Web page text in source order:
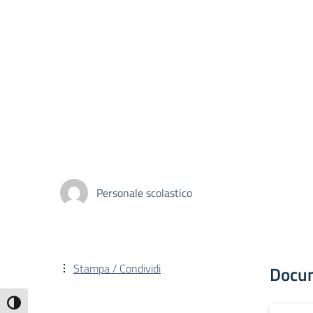
Attiva/disattiva alto contrasto
Personale scolastico
Stampa / Condividi